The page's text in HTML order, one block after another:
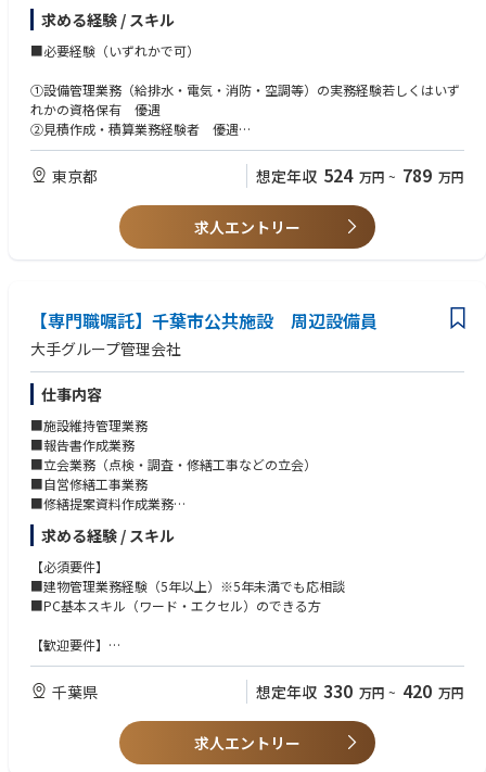
具体的には・・・
＜品質管理業務＞
・マンション清掃・設備点検・検査及びスポット作業の見積取得、確認
・業務監査（清掃・点検・植栽作業・検査の監査）是正指導
・業者指導、業務内容情報共有
ル対応、報告書作成
＜点検修繕業務＞
・協力業者にて実施するマンション設備点検結果に基づき、不具合事項等
についての当社元請見積を作成
※（雇入れ直後）分譲マンションにおける品質管理業務及び点検修繕業務
※（変更の範囲）会社の定める業務
求める経験 / スキル
■必要経験（いずれかで可）
①設備管理業務（給排水・電気・消防・空調等）の実務経験若しくはいず
れかの資格保有 優遇
②見積作成・積算業務経験者 優遇
③工事管理・工程管理・安全管理経験者 優遇
④不動産管理会社での品質管理業務経験者 優遇
・とにかく業務に一生懸命取り組む気持ちがある方
・並行していろいろなタスクを進めていける方
東京都 想定年収 524 万円 ~ 789 万円
求人エントリー
【専門職嘱託】千葉市公共施設 周辺設備員
大手グループ管理会社
仕事内容
■施設維持管理業務
■報告書作成業務
■立会業務（点検・調査・修繕工事などの立会）
■自営修繕工事業務
■修繕提案資料作成業務
■お客様・テナント対応
■報告資料の作成及び確認 （日報、月報、年報、トラブル報告 等）
■その他（客先からの対応事項）
求める経験 / スキル
【必須要件】
■建物管理業務経験（5年以上）※5年未満でも応相談
■PC基本スキル（ワード・エクセル）のできる方
【歓迎要件】
■現場施設管理経験（3年以上）
■電気工事士、ボイラー技士等 ※資格については応相談
■自治体、共同企業関係者との調整業務、報告資料作成業務、各種業務差
千葉県 想定年収 330 万円 ~ 420 万円
求人エントリー